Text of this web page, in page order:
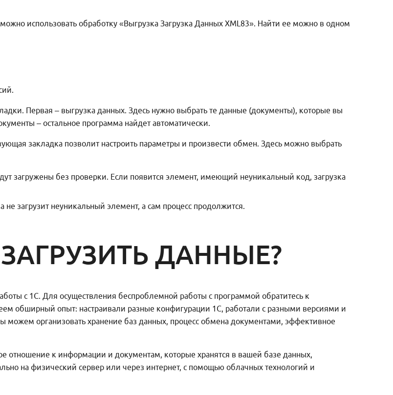
использовать обработку «Выгрузка Загрузка Данных XML83». Найти ее можно в одном
Первая – выгрузка данных. Здесь нужно выбрать те данные (документы), которые вы
– остальное программа найдет автоматически.
закладка позволит настроить параметры и произвести обмен. Здесь можно выбрать
загружены без проверки. Если появится элемент, имеющий неуникальный код, загрузка
загрузит неуникальный элемент, а сам процесс продолжится.
ДАННЫЕ?
с 1С. Для осуществления беспроблемной работы с программой обратитесь к
обширный опыт: настраивали разные конфигурации 1С, работали с разными версиями и
организовать хранение баз данных, процесс обмена документами, эффективное
отношение к информации и документам, которые хранятся в вашей базе данных,
на физический сервер или через интернет, с помощью облачных технологий и